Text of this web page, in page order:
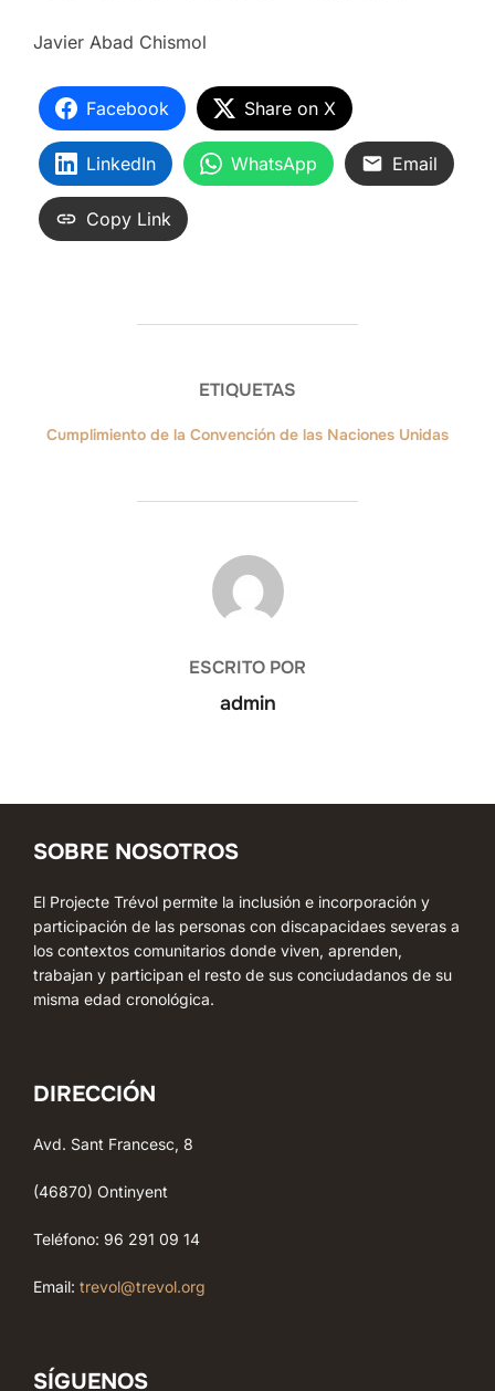
Javier Abad Chismol
Facebook Share on X
LinkedIn WhatsApp Email
Copy Link
ETIQUETAS
Cumplimiento de la Convención de las Naciones Unidas
AUTOR DE LA ENTRADA
ESCRITO POR
admin
SOBRE NOSOTROS
El Projecte Trévol permite la inclusión e incorporación y
participación de las personas con discapacidaes severas a
los contextos comunitarios donde viven, aprenden,
trabajan y participan el resto de sus conciudadanos de su
misma edad cronológica.
DIRECCIÓN
Avd. Sant Francesc, 8
(46870) Ontinyent
Teléfono: 96 291 09 14
Email: trevol@trevol.org
SÍGUENOS